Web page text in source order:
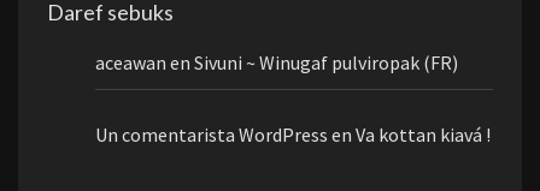
Daref sebuks
aceawan en Sivuni ~ Winugaf pulviropak (FR)
Un comentarista WordPress en Va kottan kiavá !